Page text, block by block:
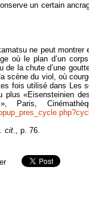
un certain
ne peut
où le plan d’un
de la chute d’une
scène du viol, où
fois utilisé dans Les
«Eisensteinien
», Paris,
cit., p. 76.